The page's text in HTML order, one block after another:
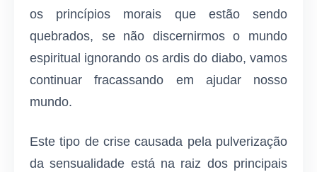
os princípios morais que estão sendo
quebrados, se não discernirmos o mundo
espiritual ignorando os ardis do diabo, vamos
continuar fracassando em ajudar nosso
mundo.
Este tipo de crise causada pela pulverização
da sensualidade está na raiz dos principais